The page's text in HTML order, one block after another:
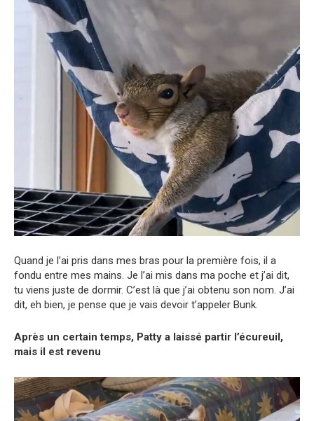
Quand je l’ai pris dans mes bras pour la première fois, il a
fondu entre mes mains. Je l’ai mis dans ma poche et j’ai dit,
tu viens juste de dormir. C’est là que j’ai obtenu son nom. J’ai
dit, eh bien, je pense que je vais devoir t’appeler Bunk.
Après un certain temps, Patty a laissé partir l’écureuil,
mais il est revenu